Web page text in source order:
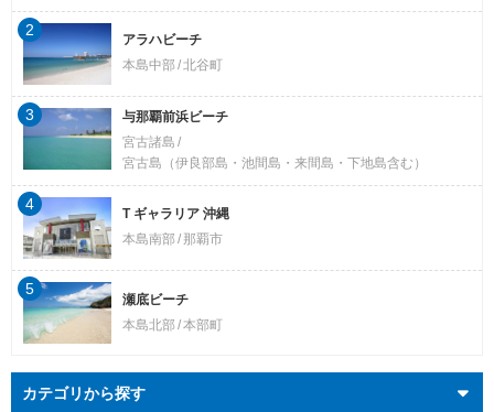
アラハビーチ
本島中部 北谷町
2
与那覇前浜ビーチ
宮古諸島
宮古島（伊良部島・池間島・来間島・下地島含む）
3
T ギャラリア 沖縄
本島南部
那覇市
4
瀬底ビーチ
本島北部 本部町
5
カテゴリから探す